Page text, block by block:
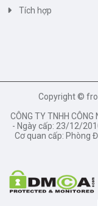
Tích hợp
Copyright ©
CÔNG TY TNHH
- Ngày cấp: 23/12/
Cơ quan cấp: Phòng